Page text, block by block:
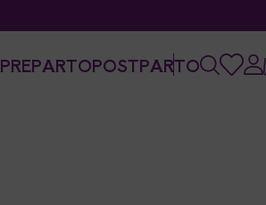
PREPARTOPOSTPARTO